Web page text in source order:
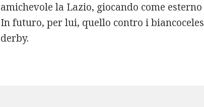
amichevole la Lazio, giocando come
In futuro, per lui, quello contro i
derby.